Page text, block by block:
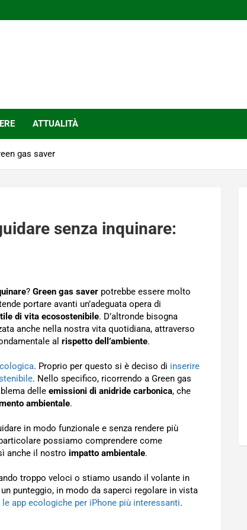
ATTUALITÀ
gas saver
senza inquinare:
? Green gas saver potrebbe essere molto
portare avanti un’adeguata opera di
di vita ecosostenibile. D’altronde bisogna
anche nella nostra vita quotidiana, attraverso
al rispetto dell’ambiente.
. Proprio per questo si è deciso di inserire
. Nello specifico, ricorrendo a Green gas
delle emissioni di anidride carbonica, che
ambientale.
in modo funzionale e senza rendere più
possiamo comprendere come
anche il nostro impatto ambientale.
troppo veloci o stiamo usando il volante in
punteggio, in modo da saperci regolare in vista
le app ecologiche per iPhone più interessanti.